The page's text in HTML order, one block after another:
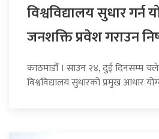
विश्वविद्यालय सुधार गर्न
जनशक्ति प्रवेश गराउन
काठमाडौँ । साउन २४, दुई दिनसम्म
विश्वविद्यालय सुधारको प्रमुख आधार